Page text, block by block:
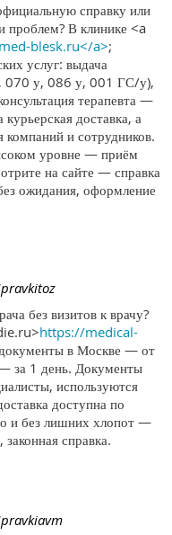
справку или
проблем? В клинике <a
blesk.ru</a>;
услуг: выдача
070 у, 086 у, 001 ГС/у),
терапевта —
доставка, а
и сотрудников.
уровне — приём
на сайте — справка
ожидания, оформление
без визитов к врачу?
https://medical-
в Москве — от
за 1 день. Документы
используются
доступна по
и без лишних хлопот —
справка.